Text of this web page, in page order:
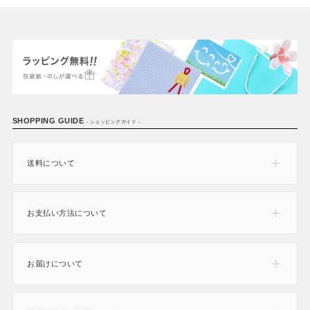
SHOPPING GUIDE - ショッピングガイド -
送料について
お支払い方法について
お届けについて